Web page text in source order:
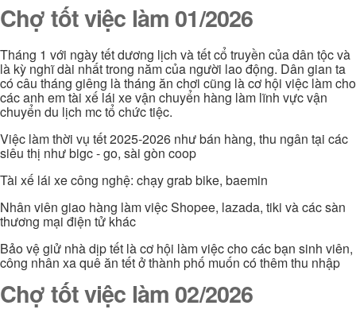
Chợ tốt việc làm 01/2026
Tháng 1 với ngày tết dương lịch và tết cổ truyền của dân tộc và
là kỳ nghĩ dài nhất trong năm của người lao động. Dân gian ta
có câu tháng giêng là tháng ăn chơi cũng là cơ hội việc làm cho
các anh em tài xế lái xe vận chuyển hàng làm lĩnh vực vận
chuyển du lịch mc tổ chức tiệc.
Việc làm thời vụ tết 2025-2026 như bán hàng, thu ngân tại các
siêu thị như bigc - go, sài gòn coop
Tài xế lái xe công nghệ: chạy grab bike, baemin
Nhân viên giao hàng làm việc Shopee, lazada, tiki và các sàn
thương mại điện tử khác
Bảo vệ giử nhà dịp tết là cơ hội làm việc cho các bạn sinh viên,
công nhân xa quê ăn tết ở thành phố muốn có thêm thu nhập
Chợ tốt việc làm 02/2026